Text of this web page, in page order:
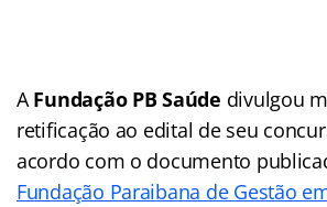
AFundação PB Saúde divulgou
retificação ao edital de seu
acordo com o documento
Fundação Paraibana de Gestão